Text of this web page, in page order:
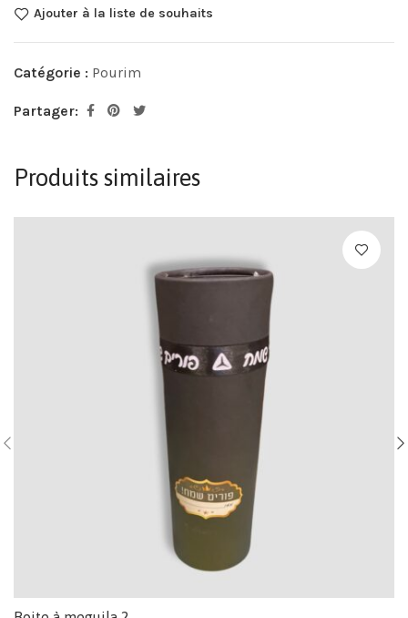
Ajouter à la liste de souhaits
Catégorie : Pourim
Partager:
Produits similaires